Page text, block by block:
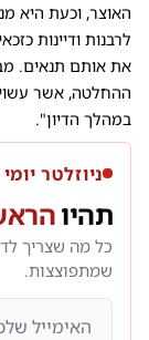
האוצר, וכעת היא
לרבנות ודיינות
את אותם תנאים.
ההחלטה, אשר
במהלך הדיון".
ניוזלטר יומי
תהיו
כל מה שצריך
שמתפוצצות.